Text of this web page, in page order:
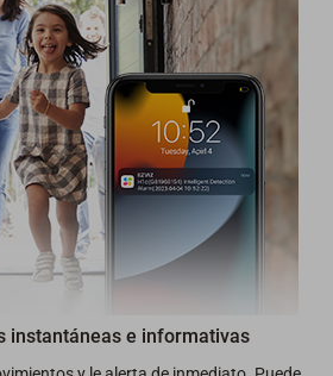
instantáneas e informativas